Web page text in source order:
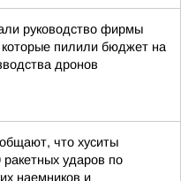
руководство фирмы
пилили бюджет на
дронов
что хуситы
ударов по
наемников и